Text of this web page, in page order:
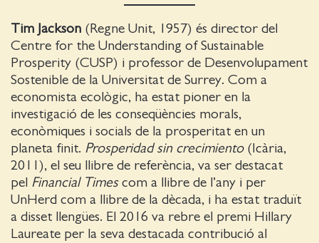
Tim Jackson (Regne Unit, 1957) és director del
Centre for the Understanding of Sustainable
Prosperity (CUSP) i professor de Desenvolupament
Sostenible de la Universitat de Surrey. Com a
economista ecològic, ha estat pioner en la
investigació de les conseqüències morals,
econòmiques i socials de la prosperitat en un
planeta finit. Prosperidad sin crecimiento (Icària,
2011), el seu llibre de referència, va ser destacat
pel Financial Times com a llibre de l’any i per
UnHerd com a llibre de la dècada, i ha estat traduït
a disset llengües. El 2016 va rebre el premi Hillary
Laureate per la seva destacada contribució al